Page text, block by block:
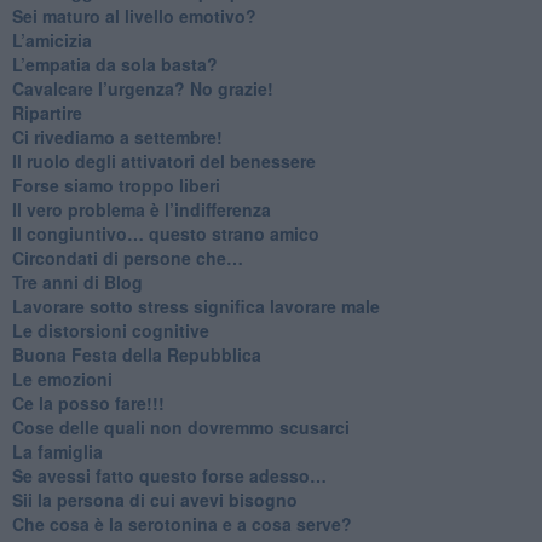
​Sei maturo al livello emotivo?
​L’amicizia
​L’empatia da sola basta?
​Cavalcare l’urgenza? No grazie!
Ripartire
​Ci rivediamo a settembre!
​Il ruolo degli attivatori del benessere
​Forse siamo troppo liberi
​Il vero problema è l’indifferenza
​Il congiuntivo… questo strano amico
​Circondati di persone che…
​Tre anni di Blog
​Lavorare sotto stress significa lavorare male
​Le distorsioni cognitive
​Buona Festa della Repubblica
Le emozioni
​Ce la posso fare!!!
​Cose delle quali non dovremmo scusarci
​La famiglia
​Se avessi fatto questo forse adesso…
​Sii la persona di cui avevi bisogno
Che cosa è la serotonina e a cosa serve?